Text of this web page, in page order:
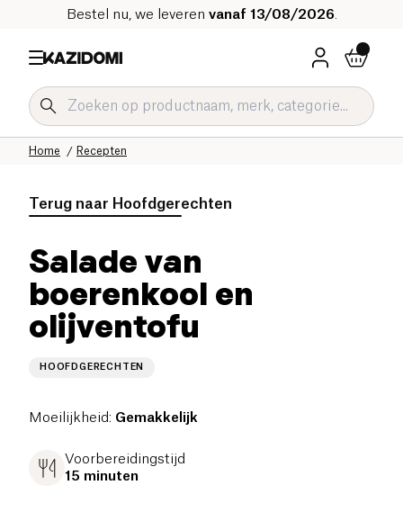
Bestel nu, we leveren vanaf 13/08/2026
Recepten
Home
Terug naar Hoofdgerechten
Salade van
boerenkool en
olijventofu
HOOFDGERECHTEN
Moeilijkheid: Gemakkelijk
Voorbereidingstijd
15 minuten